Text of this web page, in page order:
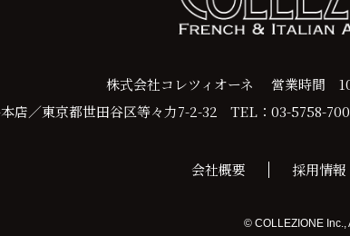
株式会社コレツィオーネ 営業時間
店／東京都世田谷区等々力7-2-32
TEL：03-5758-
会社概要 採用情報
© COLLEZIONE